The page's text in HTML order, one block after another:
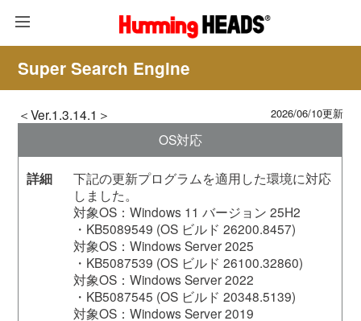
Super Search Engine
＜Ver.1.3.14.1＞ 2026/06/10更新
OS対応
下記の更新プログラムを適用した環境に対応
しました。
対象OS：Windows 11 バージョン 25H2
・KB5089549 (OS ビルド 26200.8457)
対象OS：Windows Server 2025
・KB5087539 (OS ビルド 26100.32860)
対象OS：Windows Server 2022
・KB5087545 (OS ビルド 20348.5139)
対象OS：Windows Server 2019